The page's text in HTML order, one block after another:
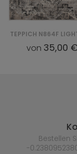
von 35,00
Bestellen
-